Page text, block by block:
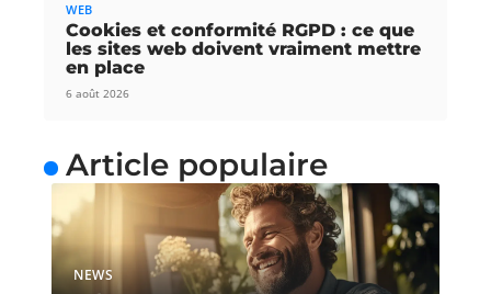
WEB
Cookies et conformité RGPD : ce que
les sites web doivent vraiment mettre
en place
6 août 2026
Article populaire
NEWS